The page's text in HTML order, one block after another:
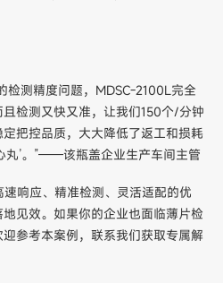
检测精度问题，MDSC-2100L完全
检测又快又准，让我们150个/分钟
把控品质，大大降低了返工和损耗
丸’。”——该瓶盖企业生产车间主管
响应、精准检测、灵活适配的优
见效。如果你的企业也面临薄片检
参考本案例，联系我们获取专属解